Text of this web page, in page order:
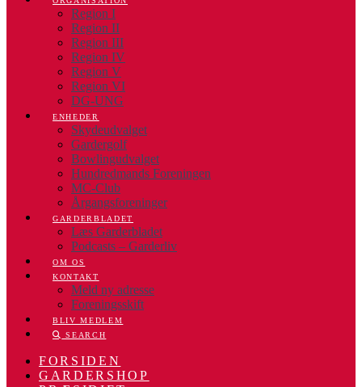
Region I
Region II
Region III
Region IV
Region V
Region VI
DG-UNG
ENHEDER
Skydeudvalget
Gardergolf
Bowlingudvalget
Hundredmands Foreningen
MC-Club
Årgangsforeninger
GARDERBLADET
Læs Garderbladet
Podcasts – Garderliv
OM OS
KONTAKT
Meld ny adresse
Foreningsskift
BLIV MEDLEM
SEARCH
FORSIDEN
GARDERSHOP